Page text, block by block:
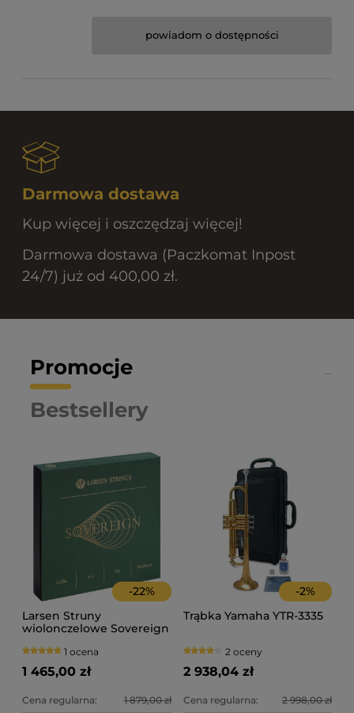
powiadom o dostępności
Darmowa dostawa
Kup więcej i oszczędzaj więcej!
Darmowa dostawa (Paczkomat Inpost
24/7) już od 400,00 zł.
Promocje
Bestsellery
-22%
Larsen Struny
wiolonczelowe Sovereign
1 ocena
1 465,00 zł
Cena regularna: 1 879,00 zł
-2%
Trąbka Yamaha YTR-3335
2 oceny
2 938,04 zł
Cena regularna: 2 998,00 zł